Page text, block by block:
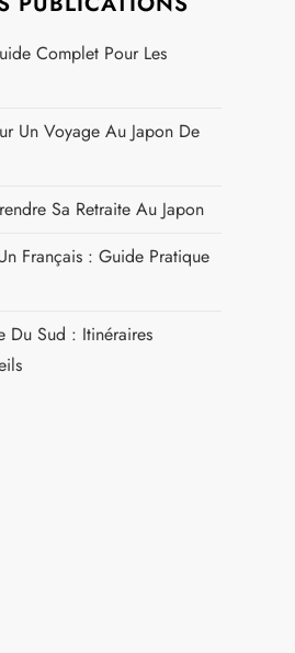
Complet Pour Les
Un Voyage Au Japon De
Sa Retraite Au Japon
Français : Guide Pratique
Du Sud : Itinéraires